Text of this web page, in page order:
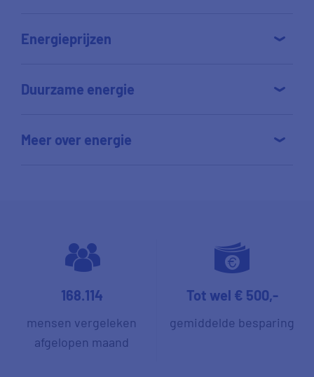
Energieprijzen
Duurzame energie
Meer over energie
168.114
mensen vergeleken
afgelopen maand
Tot wel € 500,-
gemiddelde besparing